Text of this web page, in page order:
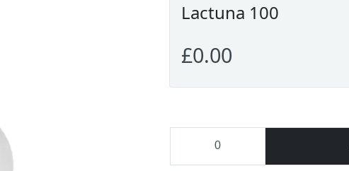
Lactuna 100
£0.00